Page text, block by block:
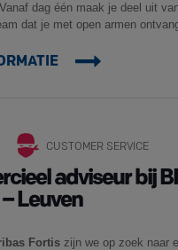
dag één maak je deel uit
dat je met open armen
CUSTOMER SERVICE
adviseur bij
Leuven
Fortis zijn we op zoek naar